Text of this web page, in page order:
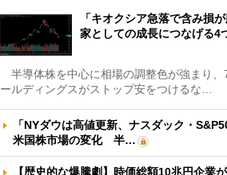
「キオクシア急落で含み損
家としての成長につなげる
半導体株を中心に相場の調整色が強まり、
ールディングスがストップ安をつけるな…
「NYダウは高値更新、ナスダック・
米国株市場の変化 半…
【歴史的な爆騰劇】時価総額10兆円企業